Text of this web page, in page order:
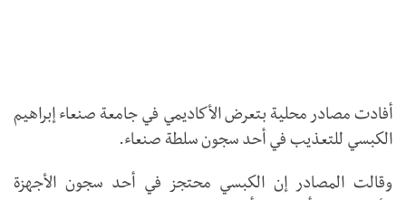
أفادت مصادر محلية بتعرض الأكاديمي في جامعة صنعاء إبراهيم
الكبسي للتعذيب في أحد سجون سلطة صنعاء.
وقالت المصادر إن الكبسي محتجز في أحد سجون الأجهزة